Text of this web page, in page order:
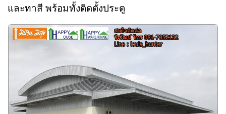
และทาสี พร้อมทั้งติดตั้งประตู